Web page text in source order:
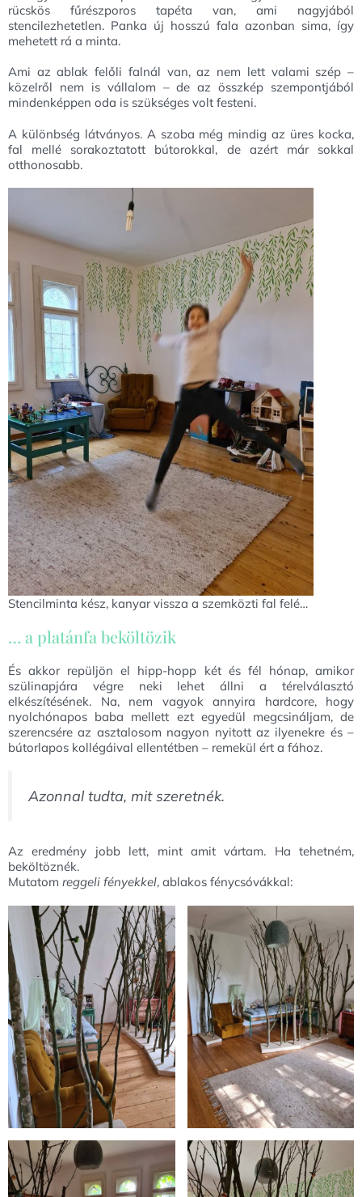
rücskös fűrészporos tapéta van, ami nagyjából
stencilezhetetlen. Panka új hosszú fala azonban sima, így
mehetett rá a minta.
Ami az ablak felőli falnál van, az nem lett valami szép –
közelről nem is vállalom – de az összkép szempontjából
mindenképpen oda is szükséges volt festeni.
A különbség látványos. A szoba még mindig az üres kocka,
fal mellé sorakoztatott bútorokkal, de azért már sokkal
otthonosabb.
Stencilminta kész, kanyar vissza a szemközti fal felé…
… a platánfa beköltözik
És akkor repüljön el hipp-hopp két és fél hónap, amikor
szülinapjára végre neki lehet állni a térelválasztó
elkészítésének. Na, nem vagyok annyira hardcore, hogy
nyolchónapos baba mellett ezt egyedül megcsináljam, de
szerencsére az asztalosom nagyon nyitott az ilyenekre és –
bútorlapos kollégáival ellentétben – remekül ért a fához.
Azonnal tudta, mit szeretnék.
Az eredmény jobb lett, mint amit vártam. Ha tehetném,
beköltöznék.
Mutatom reggeli fényekkel, ablakos fénycsóvákkal: